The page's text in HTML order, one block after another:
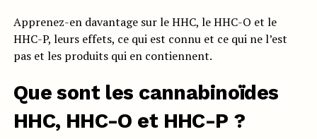
Apprenez-en davantage sur le HHC, le HHC-O et le
HHC-P, leurs effets, ce qui est connu et ce qui ne l’est
pas et les produits qui en contiennent.
Que sont les cannabinoïdes
HHC, HHC-O et HHC-P ?